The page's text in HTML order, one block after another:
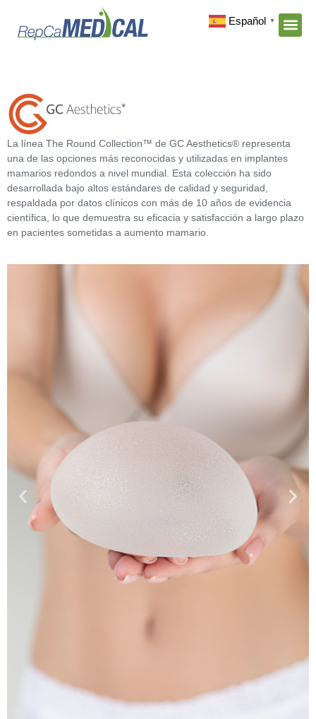
Español ▼
La línea The Round Collection™ de GC Aesthetics® representa
una de las opciones más reconocidas y utilizadas en implantes
mamarios redondos a nivel mundial. Esta colección ha sido
desarrollada bajo altos estándares de calidad y seguridad,
respaldada por datos clínicos con más de 10 años de evidencia
científica, lo que demuestra su eficacia y satisfacción a largo plazo
en pacientes sometidas a aumento mamario.